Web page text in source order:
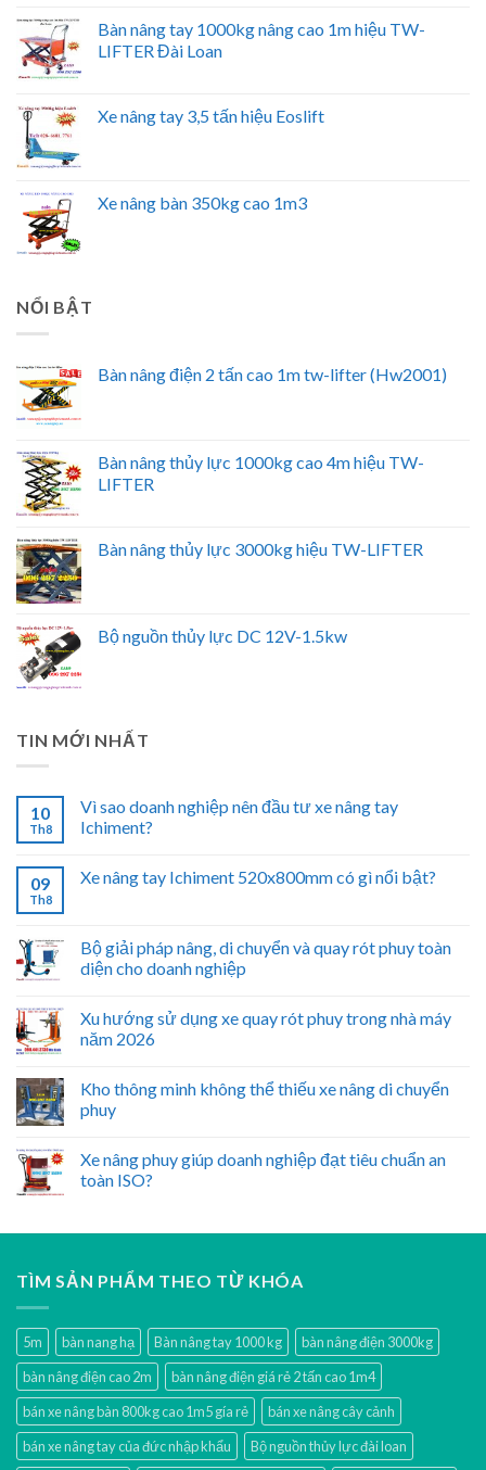
Bàn nâng tay 1000kg nâng cao 1m hiệu TW-
LIFTER Đài Loan
Xe nâng tay 3,5 tấn hiệu Eoslift
Xe nâng bàn 350kg cao 1m3
NỔI BẬT
Bàn nâng điện 2 tấn cao 1m tw-lifter (Hw2001)
Bàn nâng thủy lực 1000kg cao 4m hiệu TW-
LIFTER
Bàn nâng thủy lực 3000kg hiệu TW-LIFTER
Bộ nguồn thủy lực DC 12V-1.5kw
TIN MỚI NHẤT
10
Th8
Vì sao doanh nghiệp nên đầu tư xe nâng tay
Ichiment?
09
Th8
Xe nâng tay Ichiment 520x800mm có gì nổi bật?
Bộ giải pháp nâng, di chuyển và quay rót phuy toàn
diện cho doanh nghiệp
Xu hướng sử dụng xe quay rót phuy trong nhà máy
năm 2026
Kho thông minh không thể thiếu xe nâng di chuyển
phuy
Xe nâng phuy giúp doanh nghiệp đạt tiêu chuẩn an
toàn ISO?
TÌM SẢN PHẨM THEO TỪ KHÓA
5m bàn nang hạ Bàn nâng tay 1000 kg
bàn nâng điện 3000kg
bàn nâng điện cao 2m
bàn nâng điện giá rẻ 2 tấn cao 1m4
bán xe nâng bàn 800kg cao 1m5 gía rẻ
bán xe nâng cây cảnh
bán xe nâng tay của đức nhập khẩu
Bộ nguồn thủy lực đài loan